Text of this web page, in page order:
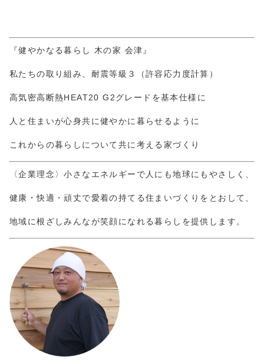
『健やかなる暮らし 木の家 会津』
私たちの取り組み、耐震等級３（許容応力度計算）
高気密高断熱HEAT20 G2グレードを基本仕様に
人と住まいが心身共に健やかに暮らせるように
これからの暮らしについて共に考える家づくり
〈企業理念〉小さなエネルギーで人にも地球にもやさしく、
健康・快適・頑丈で愛着の持てる住まいづくりをとおして、
地域に根ざしみんなが笑顔になれる暮らしを提供します。